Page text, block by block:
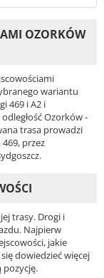
OZORKÓW
wariantu
469 i A2 i
Ozorków -
trasa prowadzi
469, przez
trasy. Drogi i
Najpierw
jakie
dowiedzieć więcej
pozycję.